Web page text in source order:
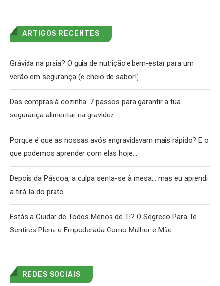
ARTIGOS RECENTES
Grávida na praia? O guia de nutrição e bem‑estar para um
verão em segurança (e cheio de sabor!)
Das compras à cozinha: 7 passos para garantir a tua
segurança alimentar na gravidez
Porque é que as nossas avós engravidavam mais rápido? E o
que podemos aprender com elas hoje…
Depois da Páscoa, a culpa senta-se à mesa… mas eu aprendi
a tirá-la do prato
Estás a Cuidar de Todos Menos de Ti? O Segredo Para Te
Sentires Plena e Empoderada Como Mulher e Mãe
REDES SOCIAIS